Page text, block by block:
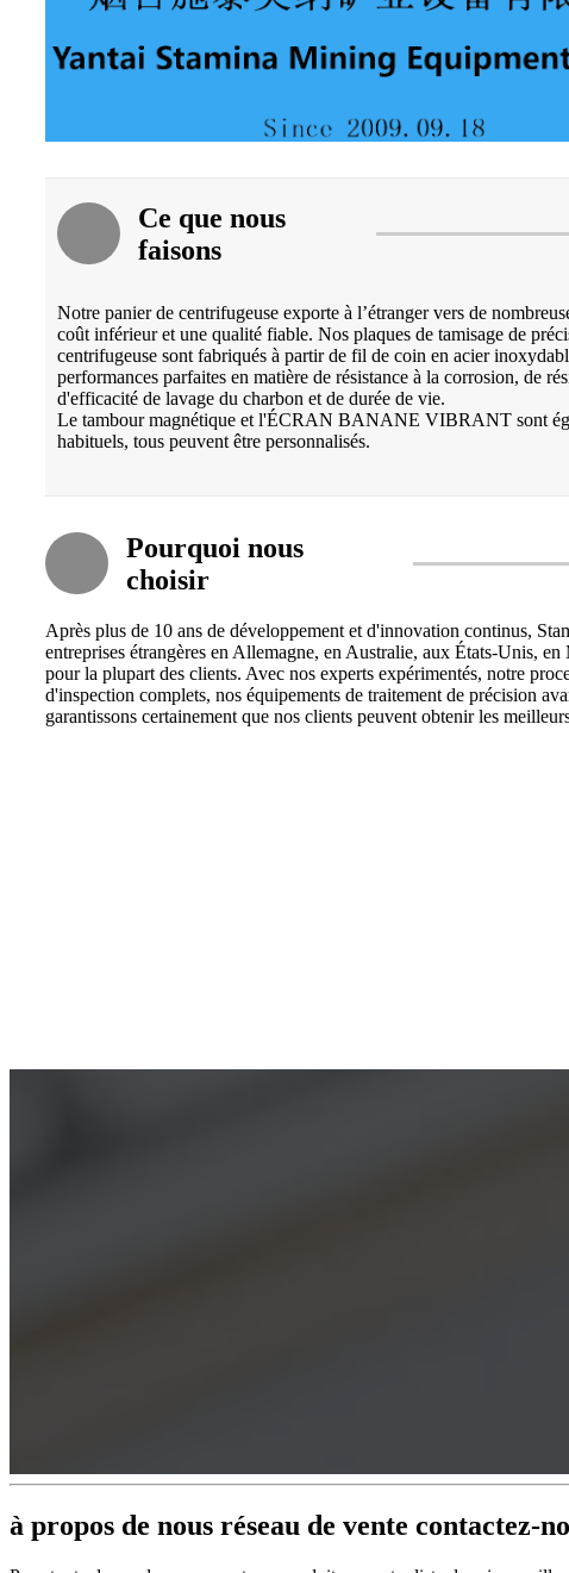
Ce que nous
faisons
Notre panier de centrifugeuse exporte à l’étranger vers de
coût inférieur et une qualité fiable. Nos plaques de tamisage de
centrifugeuse sont fabriqués à partir de fil de coin en acier
performances parfaites en matière de résistance à la corrosion, de
d'efficacité de lavage du charbon et de durée de vie.
Le tambour magnétique et l'ÉCRAN BANANE VIBRANT sont
habituels, tous peuvent être personnalisés.
Pourquoi nous
choisir
Après plus de 10 ans de développement et d'innovation continus,
entreprises étrangères en Allemagne, en Australie, aux États-Unis,
pour la plupart des clients. Avec nos experts expérimentés, notre
d'inspection complets, nos équipements de traitement de précision
garantissons certainement que nos clients peuvent obtenir les
à propos de nous réseau de vente contactez-